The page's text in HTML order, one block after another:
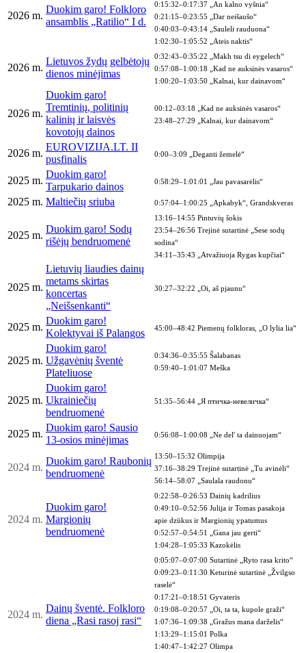
2026 m.
Duokim garo! Folkloro
ansamblis „Ratilio“ I d.
0:15:32–0:17:37 „An kalno vyšnia“
0:21:15–0:23:55 „Dar neišaušo“
0:40:03–0:43:14 „Sauleli rauduona“
1:02:30–1:05:52 „Ateis naktis“
2026 m.
Lietuvos žydų gelbėtojų
dienos minėjimas
0:32:43–0:35:22 „Makh tsu di eygelech“
0:57:08–1:00:18 „Kad ne auksinės vasaros“
1:00:20–1:03:50 „Kalnai, kur dainavom“
2026 m.
Duokim garo!
Tremtinių, politinių
kalinių ir laisvės
kovotojų dainos
00:12–03:18 „Kad ne auksinės vasaros“
23:48–27:29 „Kalnai, kur dainavom“
2026 m.
EUROVIZIJA.LT. II
pusfinalis
0:00–3:09 „Deganti žemelė“
2025 m.
Duokim garo!
Tarpukario dainos
0:58:29–1:01:01 „Jau pavasarėlis“
2025 m. Maltiečių sriuba 0:57:04–1:00:25 „Apkabyk“, Grandskveras
2025 m.
Duokim garo! Sodų
rišėjų bendruomenė
13:16–14:55 Pintuvių šokis
23:54–26:56 Trejinė sutartinė „Sese sodų
sodina“
34:11–35:43 „Atvažiuoja Rygas kupčiai“
2025 m.
Lietuvių liaudies dainų
metams skirtas
koncertas
„Neišsenkanti“
30:27–32:22 „Oi, aš pjaunu“
2025 m.
Duokim garo!
Kolektyvai iš Palangos
45:00–48:42 Piemenų folkloras, „O lylia lia“
2025 m.
Duokim garo!
Užgavėnių šventė
Plateliuose
0:34:36–0:35:55 Šalabanas
0:59:40–1:01:07 Meška
2025 m.
Duokim garo!
Ukrainiečių
bendruomenė
51:35–56:44 „Я птичка-невеличка“
2025 m.
Duokim garo! Sausio
13-osios minėjimas
0:56:08–1:00:08 „Ne del' ta dainuojam“
2024 m.
Duokim garo! Raubonių
bendruomenė
13:50–15:32 Olimpija
37:16–38:29 Trejinė sutartinė „Tu avinėli“
56:14–58:07 „Saulala raudonu“
2024 m.
Duokim garo!
Margionių
bendruomenė
0:22:58–0:26:53 Dainių kadrilius
0:49:10–0:52:56 Julija ir Tomas pasakoja
apie dzūkus ir Margionių ypatumus
0:52:57–0:54:51 „Gana jau gerti“
1:04:28–1:05:33 Kazokėlis
2024 m.
Dainų šventė. Folkloro
diena „Rasi rasoj rasi“
0:05:07–0:07:00 Sutartinė „Ryto rasa krito“
0:09:23–0:11:30 Keturinė sutartinė „Žvilgso
raselė“
0:17:21–0:18:51 Gyvateris
0:19:08–0:20:57 „Oi, ta ta, kupole graži“
1:07:36–1:09:38 „Gražus mana darželis“
1:13:29–1:15:01 Polka
1:40:47–1:42:27 Olimpa